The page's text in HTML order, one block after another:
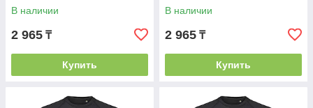
В наличии
2 965 ₸
Купить
В наличии
2 965 ₸
Купить